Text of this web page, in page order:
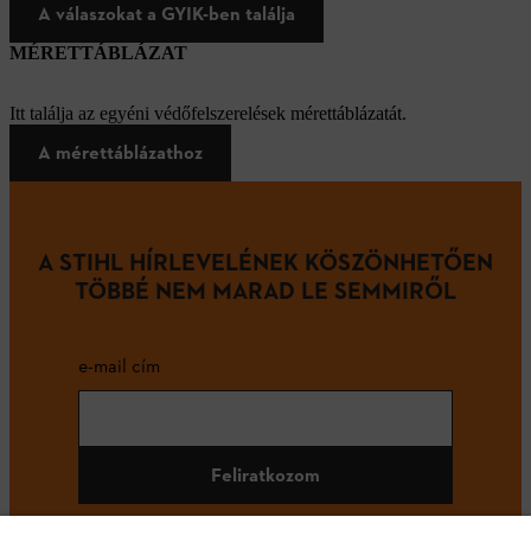
A válaszokat a GYIK-ben találja
MÉRETTÁBLÁZAT
Itt találja az egyéni védőfelszerelések mérettáblázatát.
A mérettáblázathoz
A STIHL HÍRLEVELÉNEK KÖSZÖNHETŐEN
TÖBBÉ NEM MARAD LE SEMMIRŐL
e-mail cím
Feliratkozom